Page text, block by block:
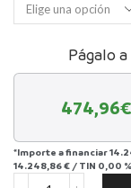
Págalo
474,96
*Importe a financiar
14.248,86 € / TIN 0,00 %